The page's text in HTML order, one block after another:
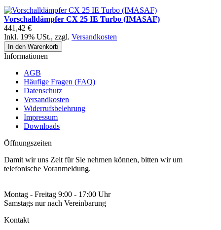
Vorschalldämpfer CX 25 IE Turbo (IMASAF)
441,42 €
Inkl. 19% USt., zzgl. Versandkosten
In den Warenkorb
Informationen
AGB
Häufige Fragen (FAQ)
Datenschutz
Versandkosten
Widerrufsbelehrung
Impressum
Downloads
Öffnungszeiten
Damit wir uns Zeit für Sie nehmen können, bitten wir um
telefonische Voranmeldung.
Montag - Freitag 9:00 - 17:00 Uhr
Samstags nur nach Vereinbarung
Kontakt